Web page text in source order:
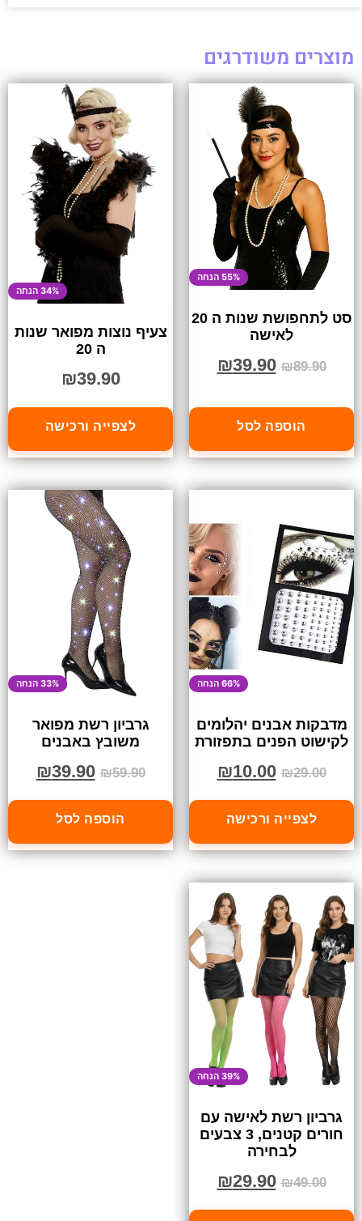
מוצרים משודרגים
55% הנחה
סט לתחפושת שנות ה 20
לאישה
₪89.90
₪39.90
הוספה לסל
34% הנחה
צעיף נוצות מפואר שנות
ה 20
₪39.90
לצפייה ורכישה
66% הנחה
מדבקות אבנים יהלומים
לקישוט הפנים בתפזורת
₪29.00
₪10.00
לצפייה ורכישה
33% הנחה
גרביון רשת מפואר
משובץ באבנים
₪59.90
₪39.90
הוספה לסל
39% הנחה
גרביון רשת לאישה עם
חורים קטנים, 3 צבעים
לבחירה
₪49.00
₪29.90